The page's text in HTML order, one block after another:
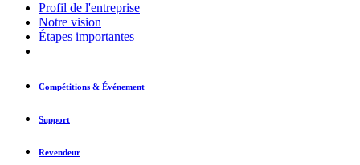
Profil de l'entreprise
Notre vision
Étapes importantes
Compétitions & Événement
Support
Revendeur